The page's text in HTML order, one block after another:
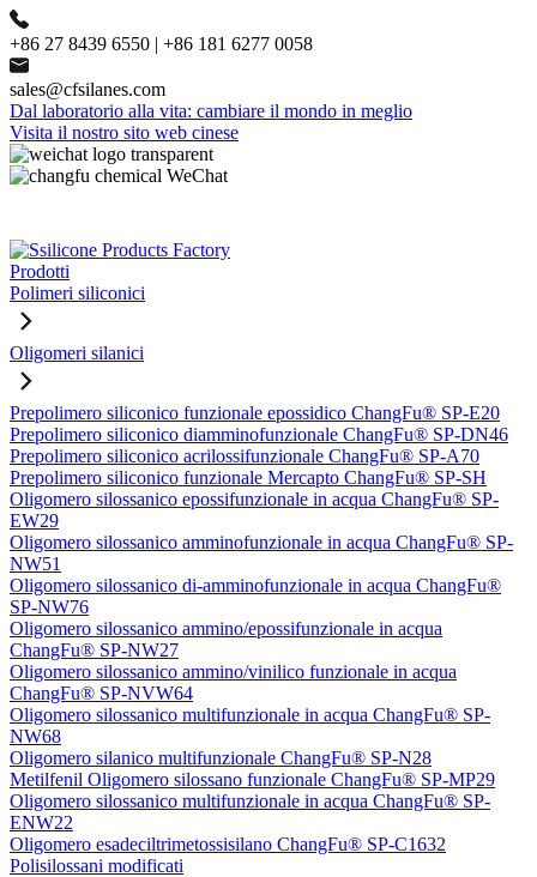
+86 27 8439 6550 | +86 181 6277 0058
sales@cfsilanes.com
Dal laboratorio alla vita: cambiare il mondo in meglio
Visita il nostro sito web cinese
Prodotti
Polimeri siliconici
Oligomeri silanici
Prepolimero siliconico funzionale epossidico ChangFu® SP-E20
Prepolimero siliconico diamminofunzionale ChangFu® SP-DN46
Prepolimero siliconico acrilossifunzionale ChangFu® SP-A70
Prepolimero siliconico funzionale Mercapto ChangFu® SP-SH
Oligomero silossanico epossifunzionale in acqua ChangFu® SP-
EW29
Oligomero silossanico amminofunzionale in acqua ChangFu® SP-
NW51
Oligomero silossanico di-amminofunzionale in acqua ChangFu®
SP-NW76
Oligomero silossanico ammino/epossifunzionale in acqua
ChangFu® SP-NW27
Oligomero silossanico ammino/vinilico funzionale in acqua
ChangFu® SP-NVW64
Oligomero silossanico multifunzionale in acqua ChangFu® SP-
NW68
Oligomero silanico multifunzionale ChangFu® SP-N28
Metilfenil Oligomero silossano funzionale ChangFu® SP-MP29
Oligomero silossanico multifunzionale in acqua ChangFu® SP-
ENW22
Oligomero esadeciltrimetossisilano ChangFu® SP-C1632
Polisilossani modificati